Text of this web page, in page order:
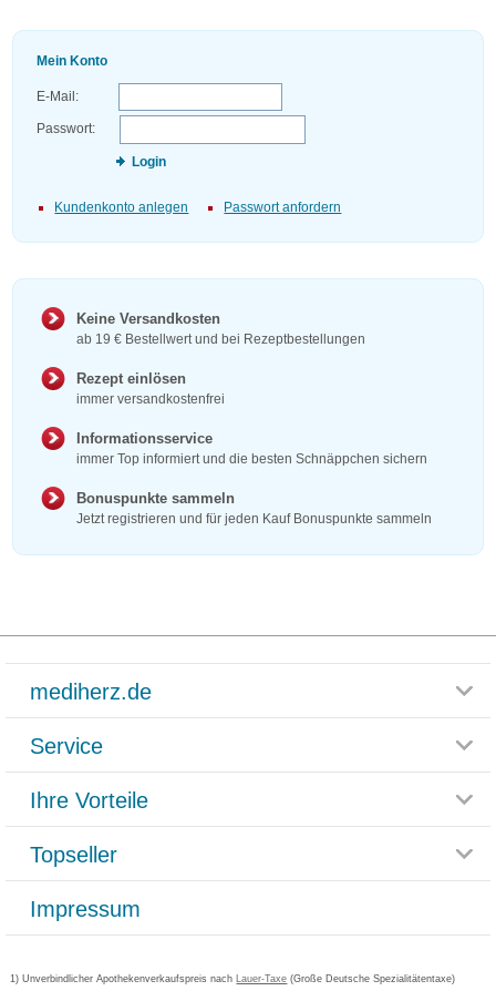
Mein Konto
E-Mail:
Passwort:
Login
Kundenkonto anlegen Passwort anfordern
Keine Versandkosten
ab 19 € Bestellwert und bei Rezeptbestellungen
Rezept einlösen
immer versandkostenfrei
Informationsservice
immer Top informiert und die besten Schnäppchen sichern
Bonuspunkte sammeln
Jetzt registrieren und für jeden Kauf Bonuspunkte sammeln
mediherz.de
Glossar
Häufig gestellte Fragen
Datenschutz
AGB
Cookie-Einstellungen
Service
Rücksendemöglichkeit
Paketlieferstatus
Versandkosten
Bestellschein ausfüllen
Ihre Vorteile
Rezeptlieferung
Bonusprogramm
Gutschein und Rabatte
Kundenbewertung
Topseller
Grippostad
Bepanthen
Impressum
1) Unverbindlicher Apothekenverkaufspreis nach Lauer-Taxe (Große Deutsche Spezialitätentaxe)